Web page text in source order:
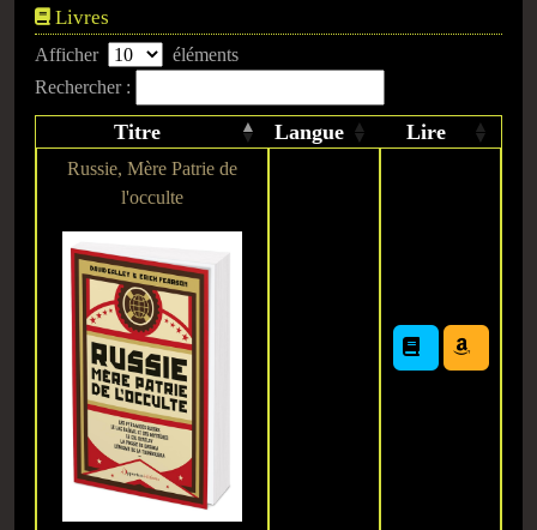
Livres
Afficher
éléments
Rechercher :
Titre Langue Lire
Russie, Mère Patrie de
l'occulte